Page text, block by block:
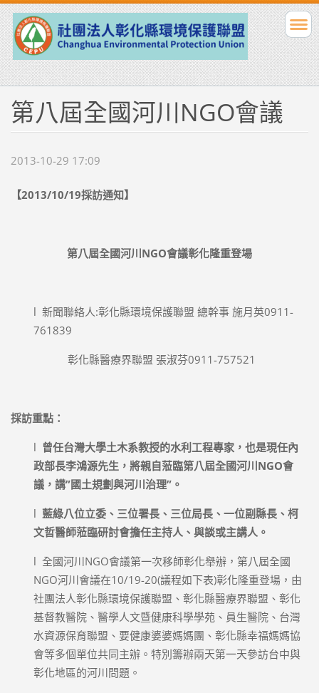
第八屆全國河川NGO會議
2013-10-29 17:09
【2013/10/19採訪通知】
第八屆全國河川NGO會議彰化隆重登場
l 新聞聯絡人:彰化縣環境保護聯盟 總幹事 施月英0911-
761839
彰化縣醫療界聯盟 張淑芬0911-757521
採訪重點：
l 曾任台灣大學土木系教授的水利工程專家，也是現任內
政部長李鴻源先生，將親自蒞臨第八屆全國河川NGO會
議，講”國土規劃與河川治理”。
l 藍綠八位立委、三位署長、三位局長、一位副縣長、柯
文哲醫師蒞臨研討會擔任主持人、與談或主講人。
l 全國河川NGO會議第一次移師彰化舉辦，第八屆全國
NGO河川會議在10/19-20(議程如下表)彰化隆重登場，由
社團法人彰化縣環境保護聯盟、彰化縣醫療界聯盟、彰化
基督教醫院、醫學人文暨健康科學學苑、員生醫院、台灣
水資源保育聯盟、要健康婆婆媽媽團、彰化縣幸福媽媽協
會等多個單位共同主辦。特別籌辦兩天第一天參訪台中與
彰化地區的河川問題。